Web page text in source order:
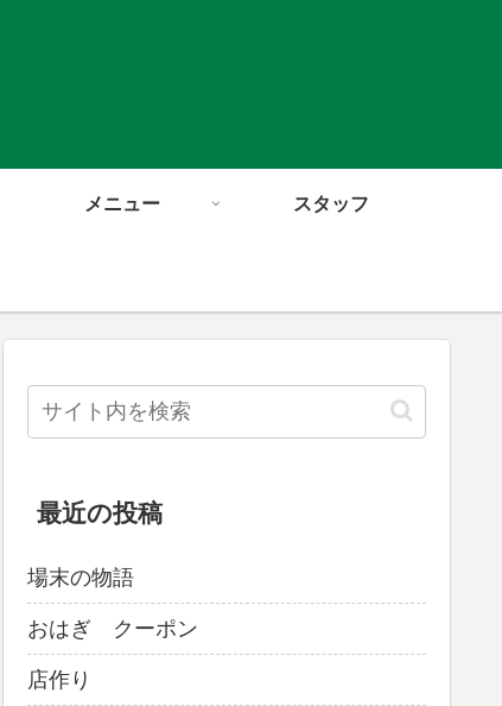
メニュー スタッフ
最近の投稿
場末の物語
おはぎ クーポン
店作り